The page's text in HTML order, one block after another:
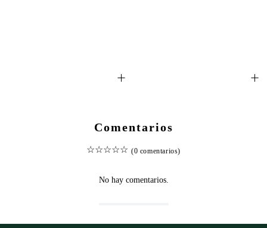
+ +
Comentarios
☆☆☆☆☆ (0 comentarios)
No hay comentarios.